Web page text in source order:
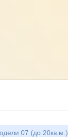
07 (до 20кв.м.)